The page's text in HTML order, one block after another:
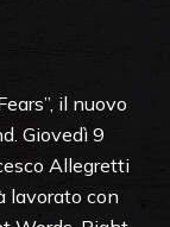
il nuovo
Giovedì 9
Allegretti
lavorato con